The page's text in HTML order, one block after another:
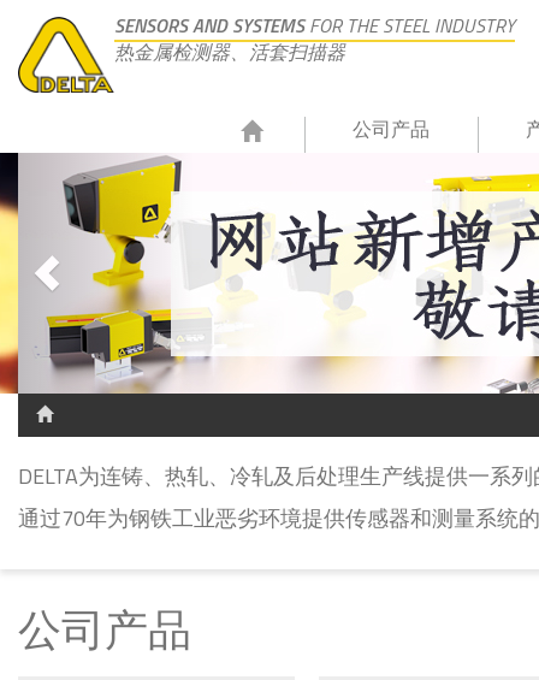
SENSORS AND SYSTEMSFOR THE STEEL INDUSTRY
热金属检测器、活套扫描器
公司产品
DELTA为连铸、热轧、冷轧及后处理生产线提供一系
通过70年为钢铁工业恶劣环境提供传感器和测量系统
公司产品